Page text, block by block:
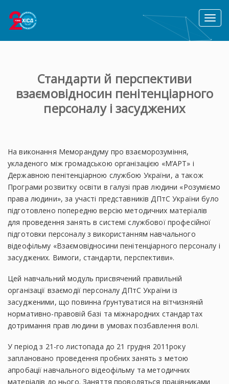
Toggle
Стандарти й перспективи
взаємовідносин пенітенціарного
персоналу і засуджених
На виконання Меморандуму про взаєморозуміння,
укладеного між громадською організацією «М’АРТ» і
Державною пенітенціарною службою України, а також
Програми розвитку освіти в галузі прав людини «Розуміємо
права людини», за участі представників ДПтС України було
підготовлено попередню версію методичних матеріалів
для проведення занять в системі службової професійної
підготовки персоналу з використанням навчального
відеофільму «Взаємовідносини пенітенціарного персоналу і
засуджених. Вимоги, стандарти, перспективи».
Цей навчальний модуль присвячений правильній
організації взаємодії персоналу ДПтС України із
засудженими, що повинна ґрунтуватися на вітчизняній
нормативно-правовій базі та міжнародних стандартах
дотримання прав людини в умовах позбавлення волі.
У період з 21-го листопада до 21 грудня 2011року
заплановано проведення пробних занять з метою
апробації навчального відеофільму та методичних
матеріалів до нього. Заняття проводяться працівниками